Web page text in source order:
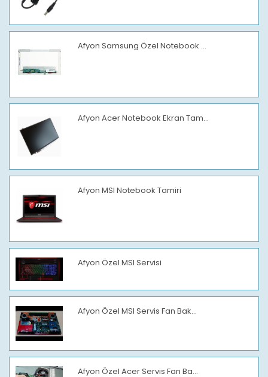
Afyon Samsung Özel Notebook ...
Afyon Acer Notebook Ekran Tam...
Afyon MSI Notebook Tamiri
Afyon Özel MSI Servisi
Afyon Özel MSI Servis Fan Bak...
Afyon Özel Acer Servis Fan Ba...